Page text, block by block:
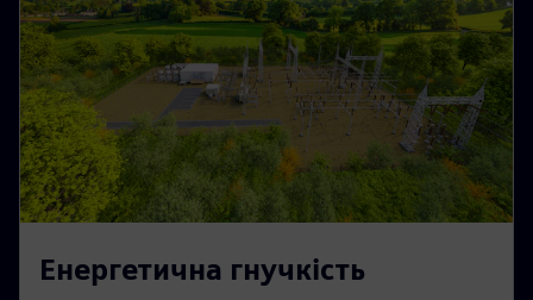
Енергетична гнучкість